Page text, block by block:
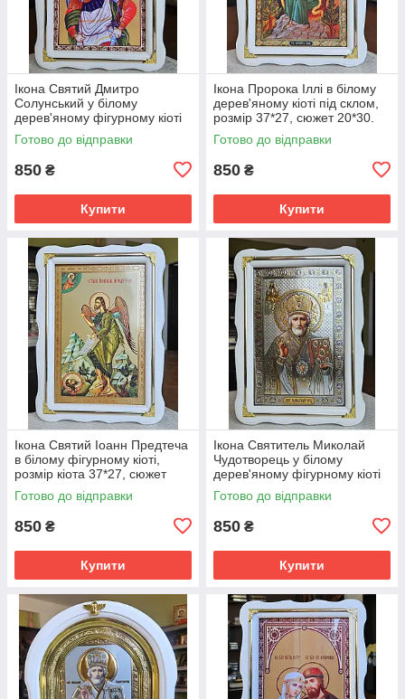
Ікона Святий Дмитро
Солунський у білому
дерев'яному фігурному кіоті
під склом, розмір кіота 37*27,
сюжет 20*30.
Готово до відправки
850 ₴
Купити
Ікона Пророка Іллі в білому
дерев'яному кіоті під склом,
розмір 37*27, сюжет 20*30.
Готово до відправки
850 ₴
Купити
Ікона Святий Іоанн Предтеча
в білому фігурному кіоті,
розмір кіота 37*27, сюжет
20*30.
Готово до відправки
850 ₴
Купити
Ікона Святитель Миколай
Чудотворець у білому
дерев'яному фігурному кіоті
під склом, розмір кіота 27*37,
сюжет під срібло 20*30.
Готово до відправки
850 ₴
Купити